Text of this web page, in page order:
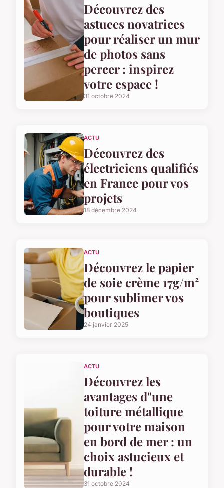
Découvrez des
astuces novatrices
pour réaliser un mur
de photos sans
percer : inspirez
votre espace !
31 octobre 2024
ACTU
Découvrez des
électriciens qualifiés
en France pour vos
projets
18 décembre 2024
ACTU
Découvrez le papier
de soie crème 17g/m²
pour sublimer vos
boutiques
24 janvier 2025
ACTU
Découvrez les
avantages d"une
toiture métallique
pour votre maison
en bord de mer : un
choix astucieux et
durable !
31 octobre 2024